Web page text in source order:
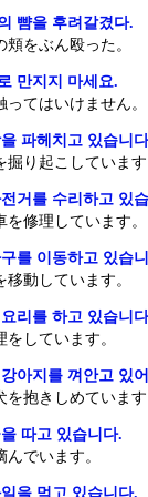
뺨을 후려갈겼다.
をぶん殴った。
만지지 마세요.
ってはいけません。
파헤치고 있습니
掘り起こしています
거를 수리하고 있
を修理しています。
를 이동하고 있습
移動しています。
리를 하고 있습니
をしています。
아지를 껴안고 있
を抱きしめています
따고 있습니다.
んでいます。
을 먹고 있습니다.